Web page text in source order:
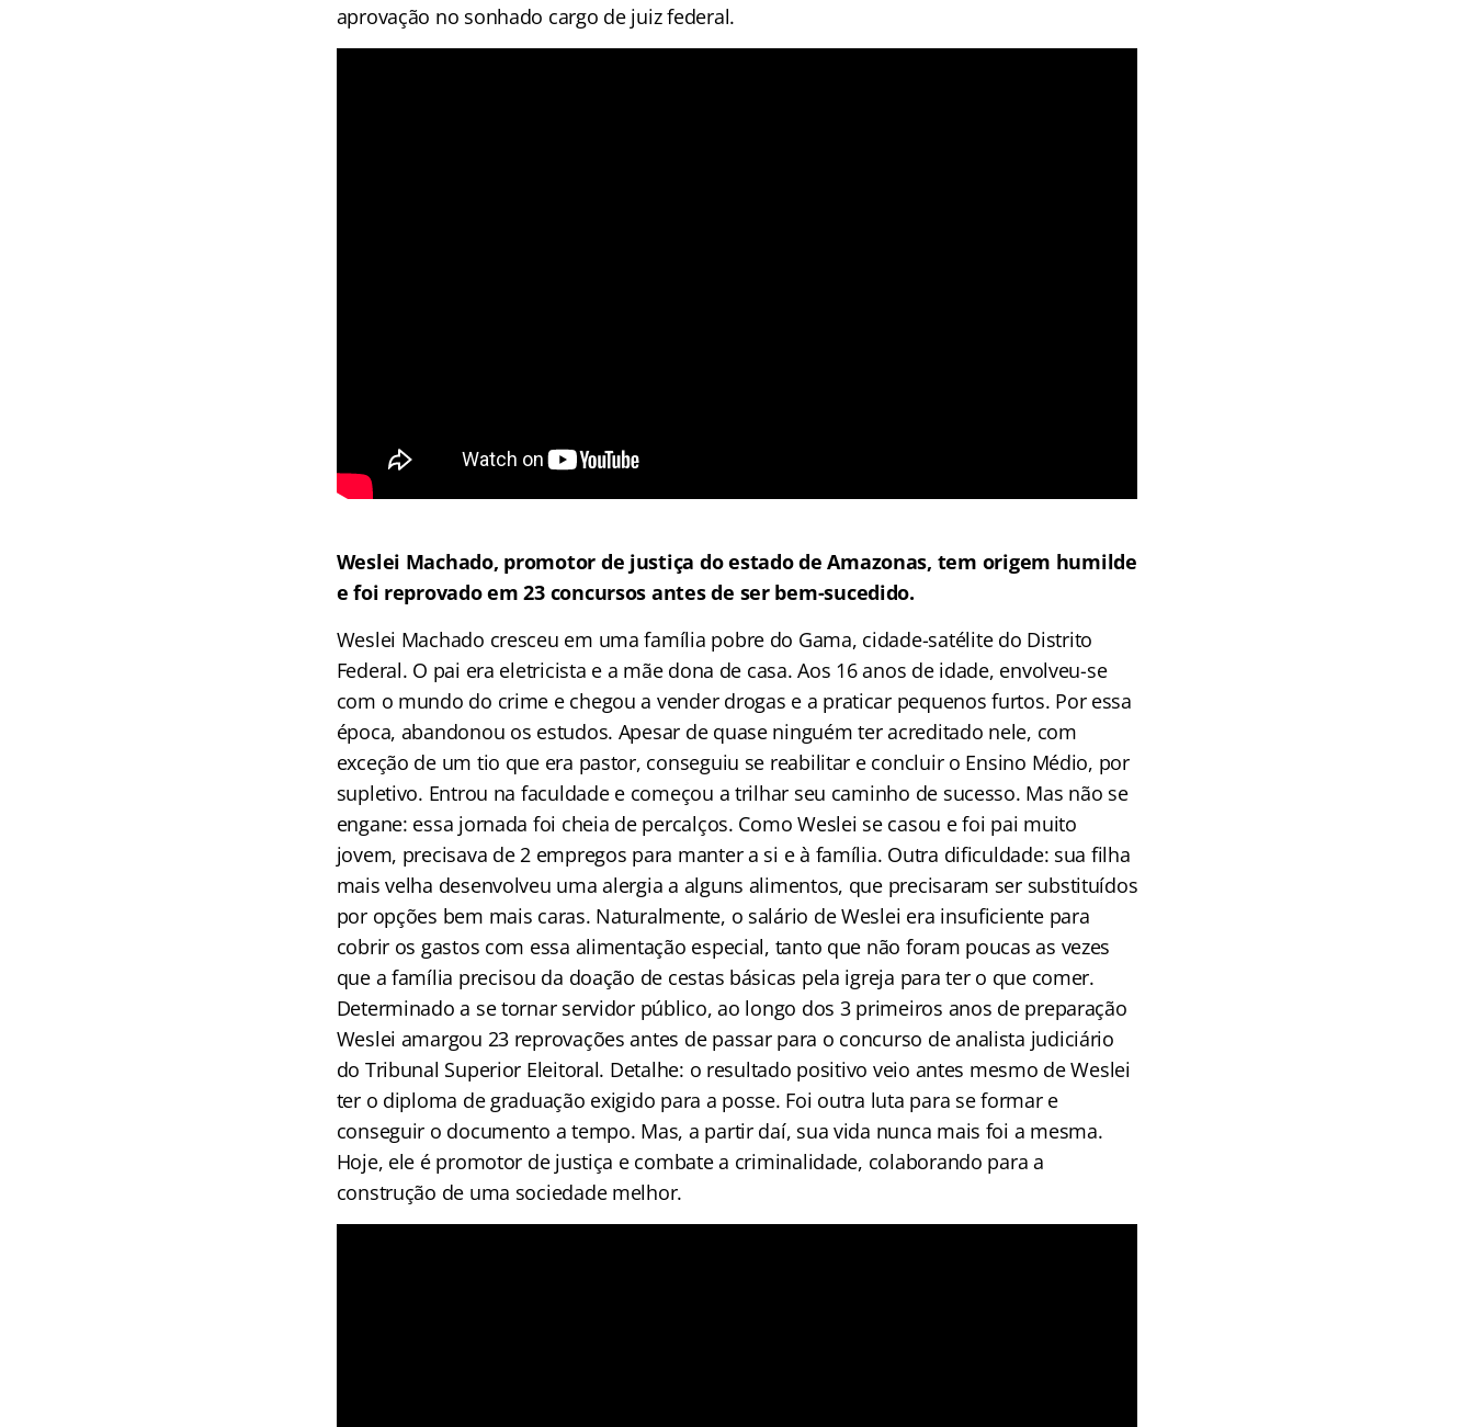
aprovação no sonhado cargo de juiz federal.
Weslei Machado, promotor de justiça do estado de Amazonas, tem origem humilde
e foi reprovado em 23 concursos antes de ser bem-sucedido.
Weslei Machado cresceu em uma família pobre do Gama, cidade-satélite do Distrito
Federal. O pai era eletricista e a mãe dona de casa. Aos 16 anos de idade, envolveu-se
com o mundo do crime e chegou a vender drogas e a praticar pequenos furtos. Por essa
época, abandonou os estudos. Apesar de quase ninguém ter acreditado nele, com
exceção de um tio que era pastor, conseguiu se reabilitar e concluir o Ensino Médio, por
supletivo. Entrou na faculdade e começou a trilhar seu caminho de sucesso. Mas não se
engane: essa jornada foi cheia de percalços. Como Weslei se casou e foi pai muito
jovem, precisava de 2 empregos para manter a si e à família. Outra dificuldade: sua filha
mais velha desenvolveu uma alergia a alguns alimentos, que precisaram ser substituídos
por opções bem mais caras. Naturalmente, o salário de Weslei era insuficiente para
cobrir os gastos com essa alimentação especial, tanto que não foram poucas as vezes
que a família precisou da doação de cestas básicas pela igreja para ter o que comer.
Determinado a se tornar servidor público, ao longo dos 3 primeiros anos de preparação
Weslei amargou 23 reprovações antes de passar para o concurso de analista judiciário
do Tribunal Superior Eleitoral. Detalhe: o resultado positivo veio antes mesmo de Weslei
ter o diploma de graduação exigido para a posse. Foi outra luta para se formar e
conseguir o documento a tempo. Mas, a partir daí, sua vida nunca mais foi a mesma.
Hoje, ele é promotor de justiça e combate a criminalidade, colaborando para a
construção de uma sociedade melhor.